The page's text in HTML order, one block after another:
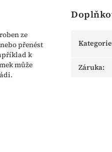
ze
přenést
k
může
Kategorie
Záruka: